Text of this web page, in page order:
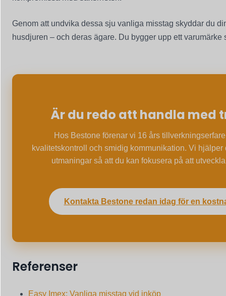
Genom att undvika dessa sju vanliga misstag skyddar du
husdjuren – och deras ägare. Du bygger upp ett varumärke
Är du redo att handla med
Hos Bestone förenar vi 16 års
kvalitetskontroll och smidig kommunikation. Vi hjälper
utmaningar så att du kan fokusera på att
Kontakta Bestone redan idag för en
Referenser
Easy Imex: Vanliga misstag vid inköp